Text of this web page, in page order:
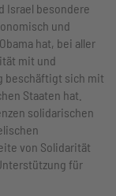
Israel besondere
und
hat, bei aller
mit und
beschäftigt sich mit
Staaten hat.
solidarischen
von Solidarität
für